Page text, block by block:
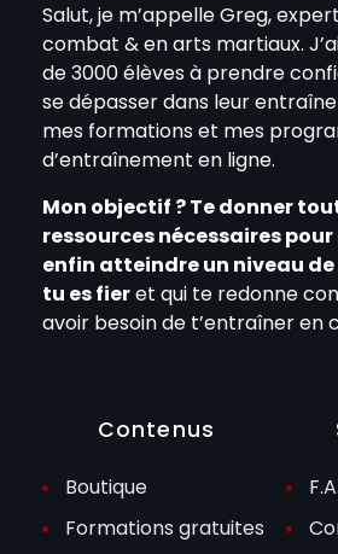
Salut, je m’appelle Greg,
combat & en arts martiaux.
de 3000 élèves à prendre
se dépasser dans leur
mes formations et mes
d’entraînement en ligne.
Mon objectif ? Te donner
ressources nécessaires
enfin atteindre un niveau
tu es fieret qui te redonne
avoir besoin de t’entraîner en
Contenus
Boutique
Formations gratuites